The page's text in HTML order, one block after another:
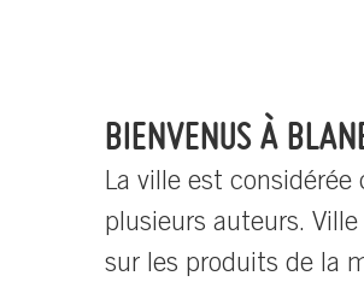
BIENVENUS À
La ville est
plusieurs auteurs.
sur les produits de la